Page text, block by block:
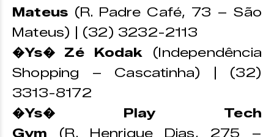
Mateus (R. Padre Café, 73 – São
Mateus) | (32) 3232-2113
�Ys� Zé Kodak (Independência
Shopping – Cascatinha) | (32)
3313-8172
�Ys� Play Tech
Gym (R. Henrique Dias, 275 –